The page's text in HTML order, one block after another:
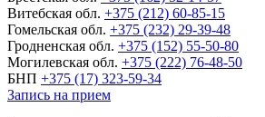
Витебская обл. +375 (212) 60-85-15
Гомельская обл. +375 (232) 29-39-48
Гродненская обл. +375 (152) 55-50-80
Могилевская обл. +375 (222) 76-48-50
БНП +375 (17) 323-59-34
Запись на прием